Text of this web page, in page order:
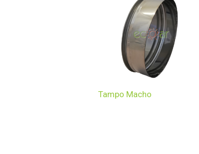
Tampo Macho